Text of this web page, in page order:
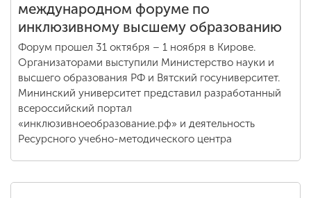
международном форуме по
инклюзивному высшему образованию
Форум прошел 31 октября – 1 ноября в Кирове.
Организаторами выступили Министерство науки и
высшего образования РФ и Вятский госуниверситет.
Мининский университет представил разработанный
всероссийский портал
«инклюзивноеобразование.рф» и деятельность
Ресурсного учебно-методического центра